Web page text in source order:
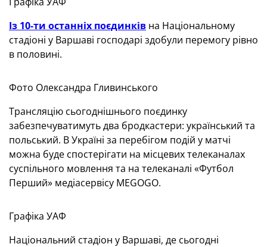
Із 10-ти останніх поєдинків на Національному
стадіоні у Варшаві господарі здобули перемогу рівно
в половині.
Фото Олександра Гливинського
Трансляцію сьогоднішнього поєдинку
забезпечуватимуть два бродкастери: український та
польський. В Україні за перебігом подій у матчі
можна буде спостерігати на місцевих телеканалах
суспільного мовлення та на телеканалі «Футбол
Перший» медіасервісу MEGOGO.
Графіка УАФ
Національний стадіон у Варшаві, де сьогодні